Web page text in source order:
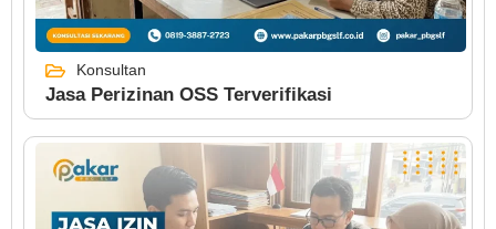
Konsultan
Jasa Perizinan OSS Terverifikasi